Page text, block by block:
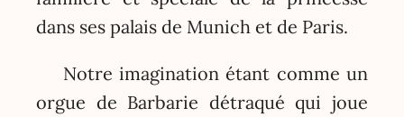
dans ses palais de Munich et de Paris.
Notre imagination étant comme un
orgue de Barbarie détraqué qui joue